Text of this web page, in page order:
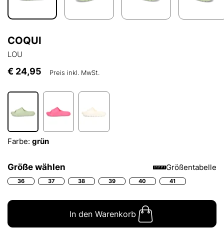
COQUI
LOU
€ 24,95 Preis inkl. MwSt.
Farbe: grün
Größe wählen Größentabelle
36 37 38 39 40 41
In den Warenkorb